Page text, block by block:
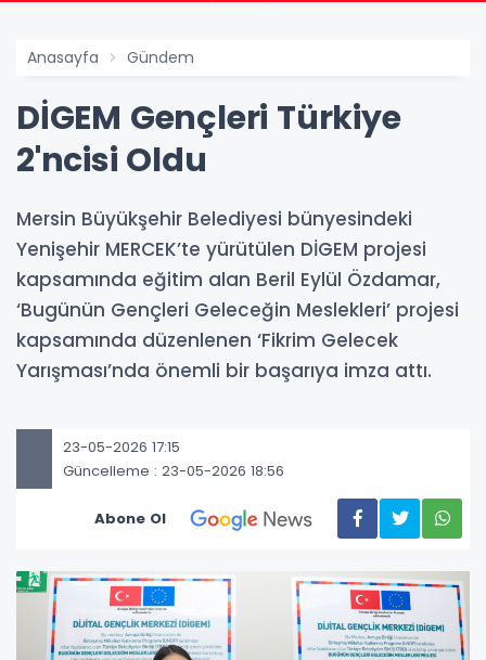
Anasayfa Gündem
DİGEM Gençleri Türkiye
2'ncisi Oldu
Mersin Büyükşehir Belediyesi bünyesindeki
Yenişehir MERCEK’te yürütülen DİGEM projesi
kapsamında eğitim alan Beril Eylül Özdamar,
‘Bugünün Gençleri Geleceğin Meslekleri’ projesi
kapsamında düzenlenen ‘Fikrim Gelecek
Yarışması’nda önemli bir başarıya imza attı.
23-05-2026 17:15
Güncelleme : 23-05-2026 18:56
Abone Ol